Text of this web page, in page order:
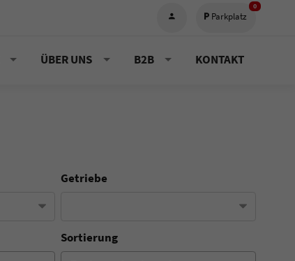
Parkplatz
0
ÜBER UNS B2B KONTAKT
Getriebe
Sortierung